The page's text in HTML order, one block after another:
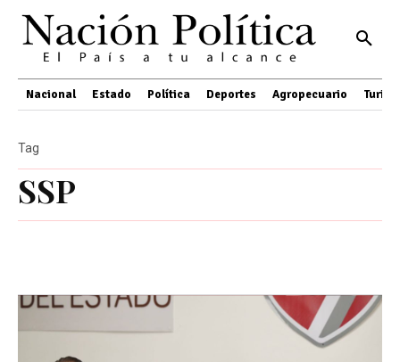
Nacional Estado Política Deportes Agropecuario
SSP
Tag